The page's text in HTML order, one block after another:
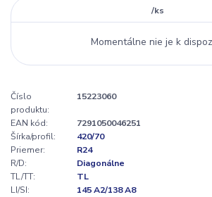
/ks
Momentálne nie je k
Číslo
produktu:
15223060
EAN kód:
7291050046251
Šírka/profil:
420/70
Priemer:
R24
R/D:
Diagonálne
TL/TT:
TL
LI/SI:
145 A2/138 A8